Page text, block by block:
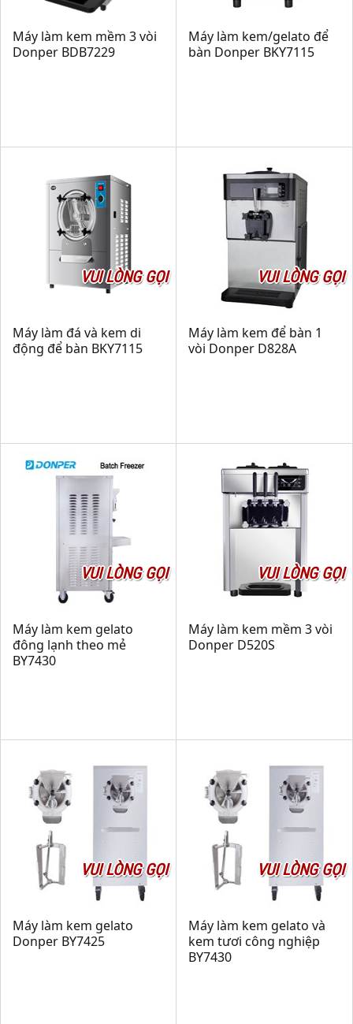
Máy làm kem mềm 3 vòi
Donper BDB7229
Máy làm kem/gelato để
bàn Donper BKY7115
VUI LÒNG GỌI
Máy làm đá và kem di
động để bàn BKY7115
VUI LÒNG GỌI
Máy làm kem để bàn 1
vòi Donper D828A
VUI LÒNG GỌI
Máy làm kem gelato
đông lạnh theo mẻ
BY7430
VUI LÒNG GỌI
Máy làm kem mềm 3 vòi
Donper D520S
VUI LÒNG GỌI
Máy làm kem gelato
Donper BY7425
VUI LÒNG GỌI
Máy làm kem gelato và
kem tươi công nghiệp
BY7430